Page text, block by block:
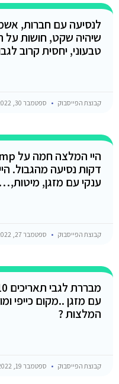
לנסיעה עם חברות,
שיהיה שקט, חושות
טבעוני, יחסית קרוב
קבוצת הפייסבוק ספטמבר 30, 2022
דקות נסיעה מהגבול.
ענקי עם מזגן, מיטות,…
קבוצת הפייסבוק ספטמבר 27, 2022
עם מזגן ..מקום כייפי
המלצות ?
קבוצת הפייסבוק ספטמבר 19, 2022